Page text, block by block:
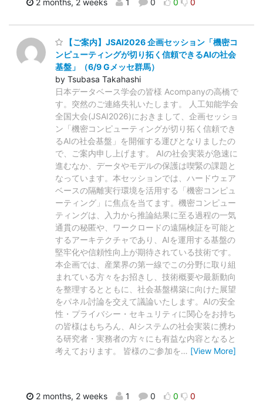
2 months, 2 weeks 1 0 0 0
【ご案内】JSAI2026 企画セッション「機密コ
ンピューティングが切り拓く信頼できるAIの社会
基盤」（6/9 Gメッセ群馬）
by Tsubasa Takahashi
日本データベース学会の皆様 Acompanyの高橋で
す。突然のご連絡失礼いたします。 人工知能学会
全国大会(JSAI2026)におきまして、企画セッショ
ン「機密コンピューティングが切り拓く信頼でき
るAIの社会基盤」を開催する運びとなりましたの
で、ご案内申し上げます。 AIの社会実装が急速に
進むなか、データやモデルの保護は喫緊の課題と
なっています。本セッションでは、ハードウェア
ベースの隔離実行環境を活用する「機密コンピュ
ーティング」に焦点を当てます。機密コンピュー
ティングは、入力から推論結果に至る過程の一気
通貫の秘匿や、ワークロードの遠隔検証を可能と
するアーキテクチャであり、AIを運用する基盤の
堅牢化や信頼性向上が期待されている技術です。
本企画では、産業界の第一線でこの分野に取り組
まれている方々をお招きし、技術概要や最新動向
を整理するとともに、社会基盤構築に向けた展望
をパネル討論を交えて議論いたします。AIの安全
性・プライバシー・セキュリティに関心をお持ち
の皆様はもちろん、AIシステムの社会実装に携わ
る研究者・実務者の方々にも有益な内容となると
考えております。 皆様のご参加を… [View More]
2 months, 2 weeks 1 0 0 0